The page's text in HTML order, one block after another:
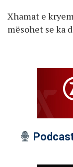
Xhamat e
mësohet se ka